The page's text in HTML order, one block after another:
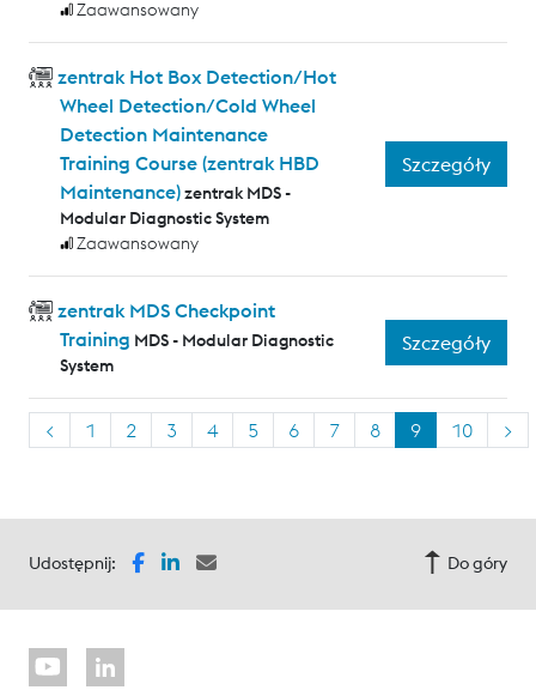
Zaawansowany
zentrak Hot Box Detection/Hot
Wheel Detection/Cold Wheel
Detection Maintenance
Training Course (zentrak HBD
Maintenance)zentrak MDS -
Modular Diagnostic System
Zaawansowany
Szczegóły
zentrak MDS Checkpoint
Training MDS - Modular Diagnostic
System
Szczegóły
< 1 2 3 4 5 6 7 8 9 10 >
Udostępnij: Do góry